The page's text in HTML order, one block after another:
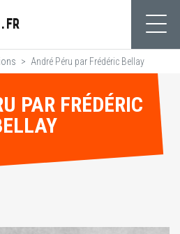
contenu
principal
André Péru par Frédéric Bellay
PAR FRÉDÉRIC